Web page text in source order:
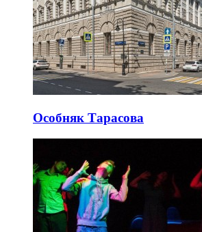
Особняк Тарасова